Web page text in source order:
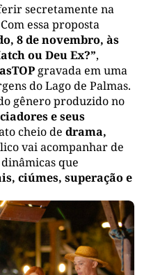
secretamente na
essa proposta
8 de novembro, às
ou Deu Ex?”,
gravada em uma
do Lago de Palmas.
gênero produzido no
e seus
cheio de drama,
vai acompanhar de
que
ciúmes, superação e